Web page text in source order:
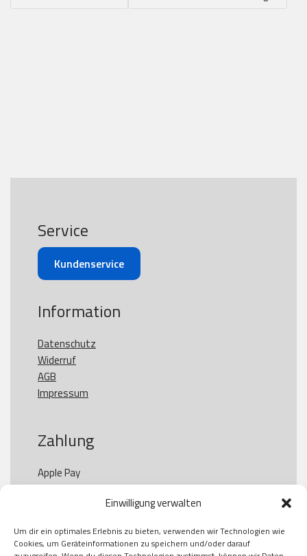
Einwilligung verwalten
Um dir ein optimales Erlebnis zu bieten, verwenden wir Technologien wie
Cookies, um Geräteinformationen zu speichern und/oder darauf
Service
Kundenservice
Information
Datenschutz
Widerruf
AGB
Impressum
Zahlung
Apple Pay
Paypal
Kauf auf Rechung